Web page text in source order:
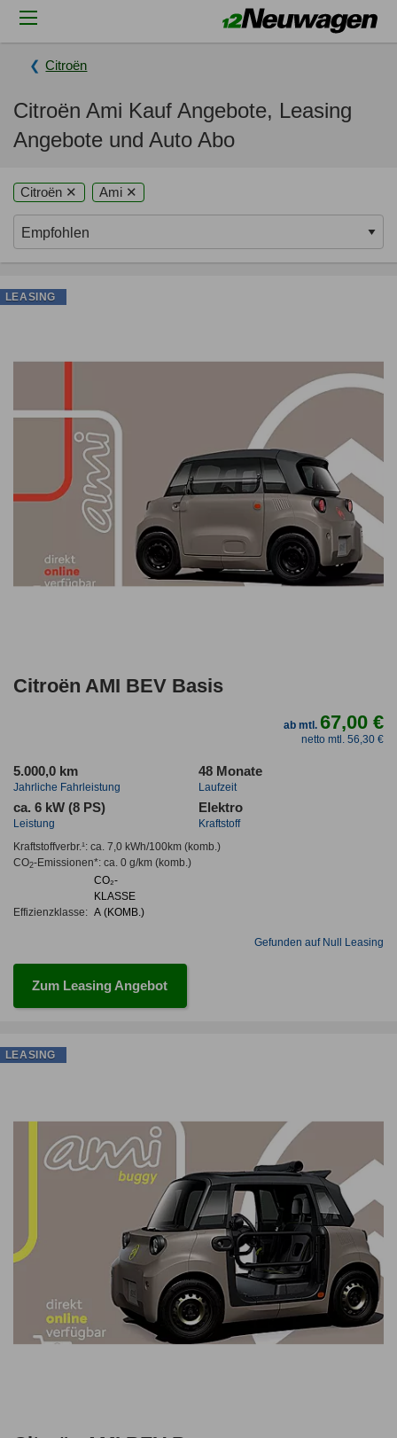
Citroën
Citroën Ami Kauf Angebote, Leasing
Angebote und Auto Abo
Citroën ✕ Ami ✕
Citroën AMI BEV Basis
ab mtl.67,00 €
netto mtl. 56,30 €
5.000,0 km
Jahrliche Fahrleistung
48 Monate
Laufzeit
ca. 6 kW (8 PS)
Leistung
Elektro
Kraftstoff
Kraftstoffverbr.¹: ca. 7,0 kWh/100km(komb.)
CO2-Emissionen*: ca. 0 g/km(komb.)
Effizienzklasse:
CO₂-
KLASSE
A (KOMB.)
Gefunden auf Null Leasing
Zum Leasing Angebot
LEASING
LEASING